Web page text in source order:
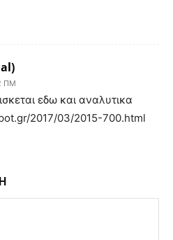
ΠΜ
εδω και αναλυτικα
2017/03/2015-700.html